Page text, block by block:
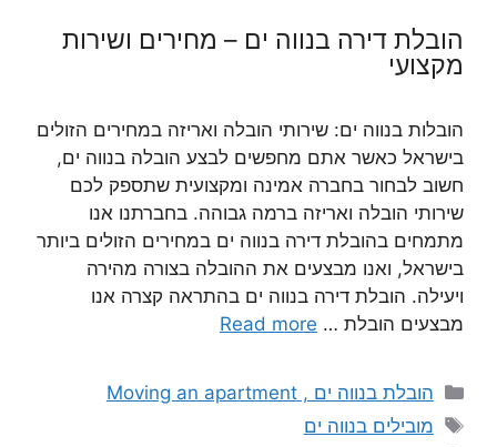
הובלת דירה בנווה ים – מחירים ושירות
מקצועי
הובלות בנווה ים: שירותי הובלה ואריזה במחירים הזולים
בישראל כאשר אתם מחפשים לבצע הובלה בנווה ים,
חשוב לבחור בחברה אמינה ומקצועית שתספק לכם
שירותי הובלה ואריזה ברמה גבוהה. בחברתנו אנו
מתמחים בהובלת דירה בנווה ים במחירים הזולים ביותר
בישראל, ואנו מבצעים את ההובלה בצורה מהירה
ויעילה. הובלת דירה בנווה ים בהתראה קצרה אנו
מבצעים הובלת … Read more
קטגוריות
הובלת בנווה ים , Moving an apartment
תגיות
מובילים בנווה ים